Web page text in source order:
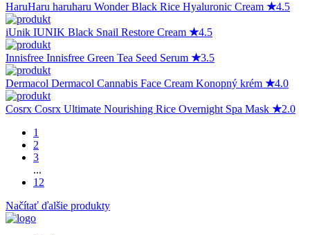
HaruHaru haruharu Wonder Black Rice Hyaluronic Cream ★4.5
iUnik IUNIK Black Snail Restore Cream ★4.5
Innisfree Innisfree Green Tea Seed Serum ★3.5
Dermacol Dermacol Cannabis Face Cream Konopný krém ★4.0
Cosrx Cosrx Ultimate Nourishing Rice Overnight Spa Mask ★2.0
1
2
3
...
12
Načítať ďalšie produkty